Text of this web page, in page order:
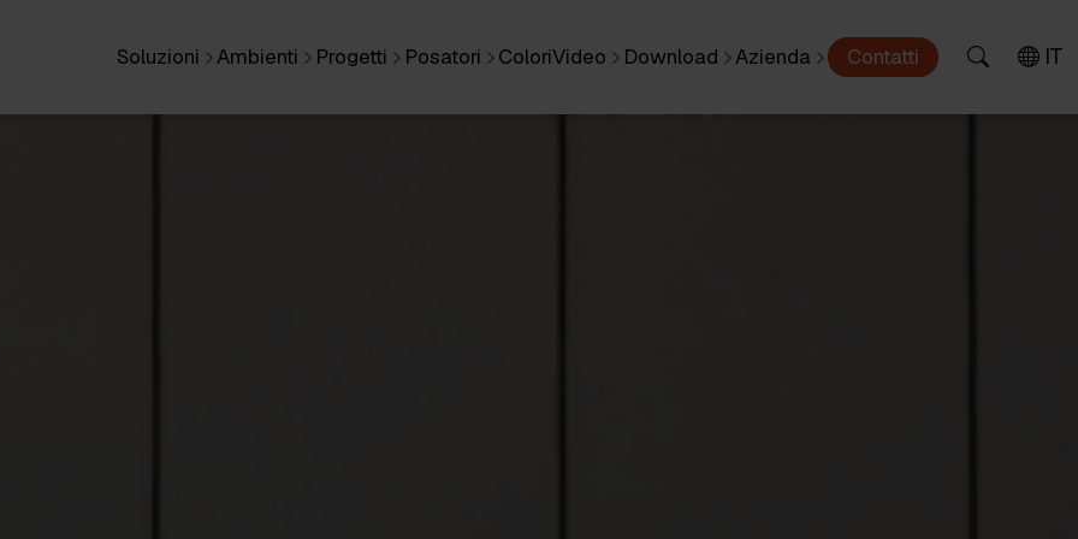
Soluzioni Ambienti Progetti Posatori ColoriVideo Download Azienda Contatti IT